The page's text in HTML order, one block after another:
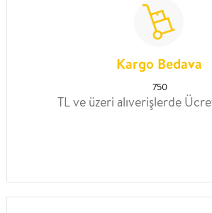
Kargo Bedava
750
TL ve üzeri alıverişlerde